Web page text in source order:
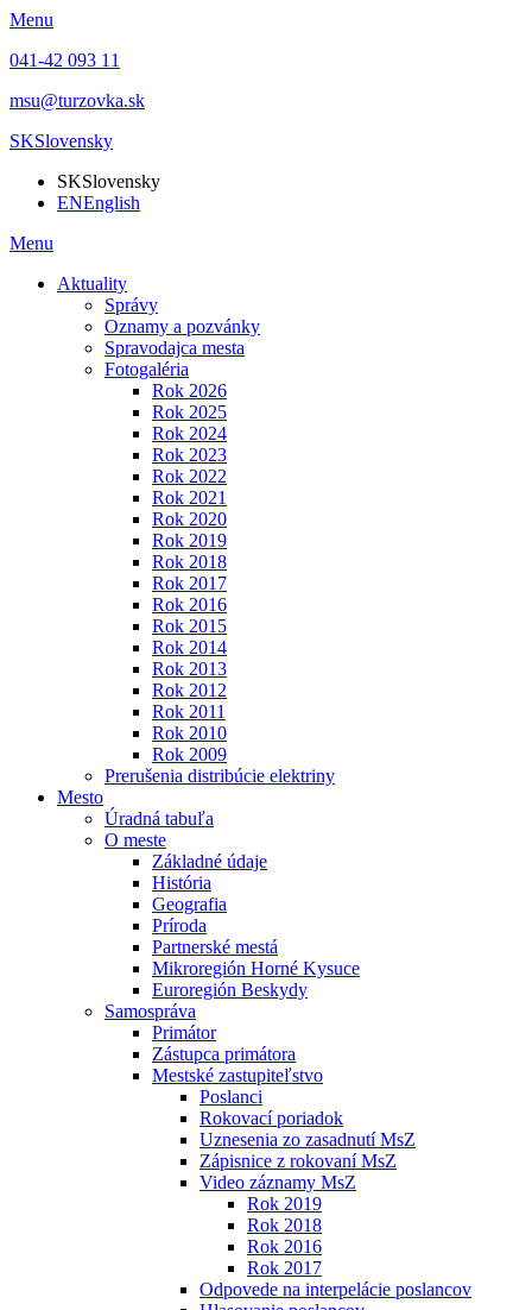
Menu
041-42 093 11
msu@turzovka.sk
SKSlovensky
SKSlovensky
ENEnglish
Menu
Aktuality
Správy
Oznamy a pozvánky
Spravodajca mesta
Fotogaléria
Rok 2026
Rok 2025
Rok 2024
Rok 2023
Rok 2022
Rok 2021
Rok 2020
Rok 2019
Rok 2018
Rok 2017
Rok 2016
Rok 2015
Rok 2014
Rok 2013
Rok 2012
Rok 2011
Rok 2010
Rok 2009
Prerušenia distribúcie elektriny
Mesto
Úradná tabuľa
O meste
Základné údaje
História
Geografia
Príroda
Partnerské mestá
Mikroregión Horné Kysuce
Euroregión Beskydy
Samospráva
Primátor
Zástupca primátora
Mestské zastupiteľstvo
Poslanci
Rokovací poriadok
Uznesenia zo zasadnutí MsZ
Zápisnice z rokovaní MsZ
Video záznamy MsZ
Rok 2019
Rok 2018
Rok 2016
Rok 2017
Odpovede na interpelácie poslancov